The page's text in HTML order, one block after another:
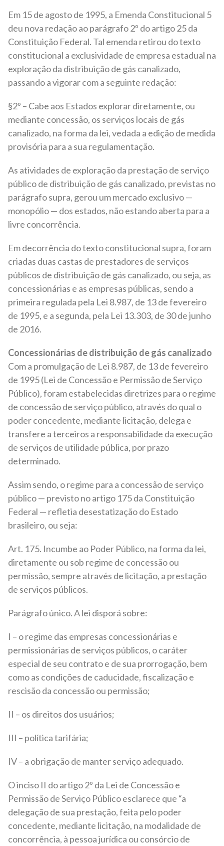
Em 15 de agosto de 1995, a Emenda Constitucional 5
deu nova redação ao parágrafo 2º do artigo 25 da
Constituição Federal. Tal emenda retirou do texto
constitucional a exclusividade de empresa estadual na
exploração da distribuição de gás canalizado,
passando a vigorar com a seguinte redação:
§2º – Cabe aos Estados explorar diretamente, ou
mediante concessão, os serviços locais de gás
canalizado, na forma da lei, vedada a edição de medida
provisória para a sua regulamentação.
As atividades de exploração da prestação de serviço
público de distribuição de gás canalizado, previstas no
parágrafo supra, gerou um mercado exclusivo —
monopólio — dos estados, não estando aberta para a
livre concorrência.
Em decorrência do texto constitucional supra, foram
criadas duas castas de prestadores de serviços
públicos de distribuição de gás canalizado, ou seja, as
concessionárias e as empresas públicas, sendo a
primeira regulada pela Lei 8.987, de 13 de fevereiro
de 1995, e a segunda, pela Lei 13.303, de 30 de junho
de 2016.
Concessionárias de distribuição de gás canalizado
Com a promulgação de Lei 8.987, de 13 de fevereiro
de 1995 (Lei de Concessão e Permissão de Serviço
Público), foram estabelecidas diretrizes para o regime
de concessão de serviço público, através do qual o
poder concedente, mediante licitação, delega e
transfere a terceiros a responsabilidade da execução
de serviços de utilidade pública, por prazo
determinado.
Assim sendo, o regime para a concessão de serviço
público — previsto no artigo 175 da Constituição
Federal — refletia desestatização do Estado
brasileiro, ou seja:
Art. 175. Incumbe ao Poder Público, na forma da lei,
diretamente ou sob regime de concessão ou
permissão, sempre através de licitação, a prestação
de serviços públicos.
Parágrafo único. A lei disporá sobre:
I – o regime das empresas concessionárias e
permissionárias de serviços públicos, o caráter
especial de seu contrato e de sua prorrogação, bem
como as condições de caducidade, fiscalização e
rescisão da concessão ou permissão;
II – os direitos dos usuários;
III – política tarifária;
IV – a obrigação de manter serviço adequado.
O inciso II do artigo 2º da Lei de Concessão e
Permissão de Serviço Público esclarece que “a
delegação de sua prestação, feita pelo poder
concedente, mediante licitação, na modalidade de
concorrência, à pessoa jurídica ou consórcio de